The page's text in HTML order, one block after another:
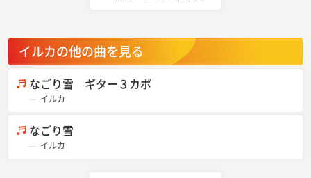
イルカの他の曲を見る
なごり雪 ギター３カポ
イルカ
なごり雪
イルカ